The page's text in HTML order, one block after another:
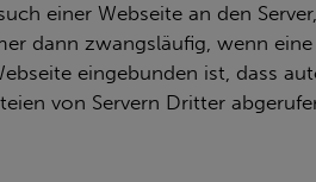
einer Web­sei­te an den
dann zwangs­läu­fig, wenn
ein­ge­bun­den ist, dass
von Ser­vern Drit­ter